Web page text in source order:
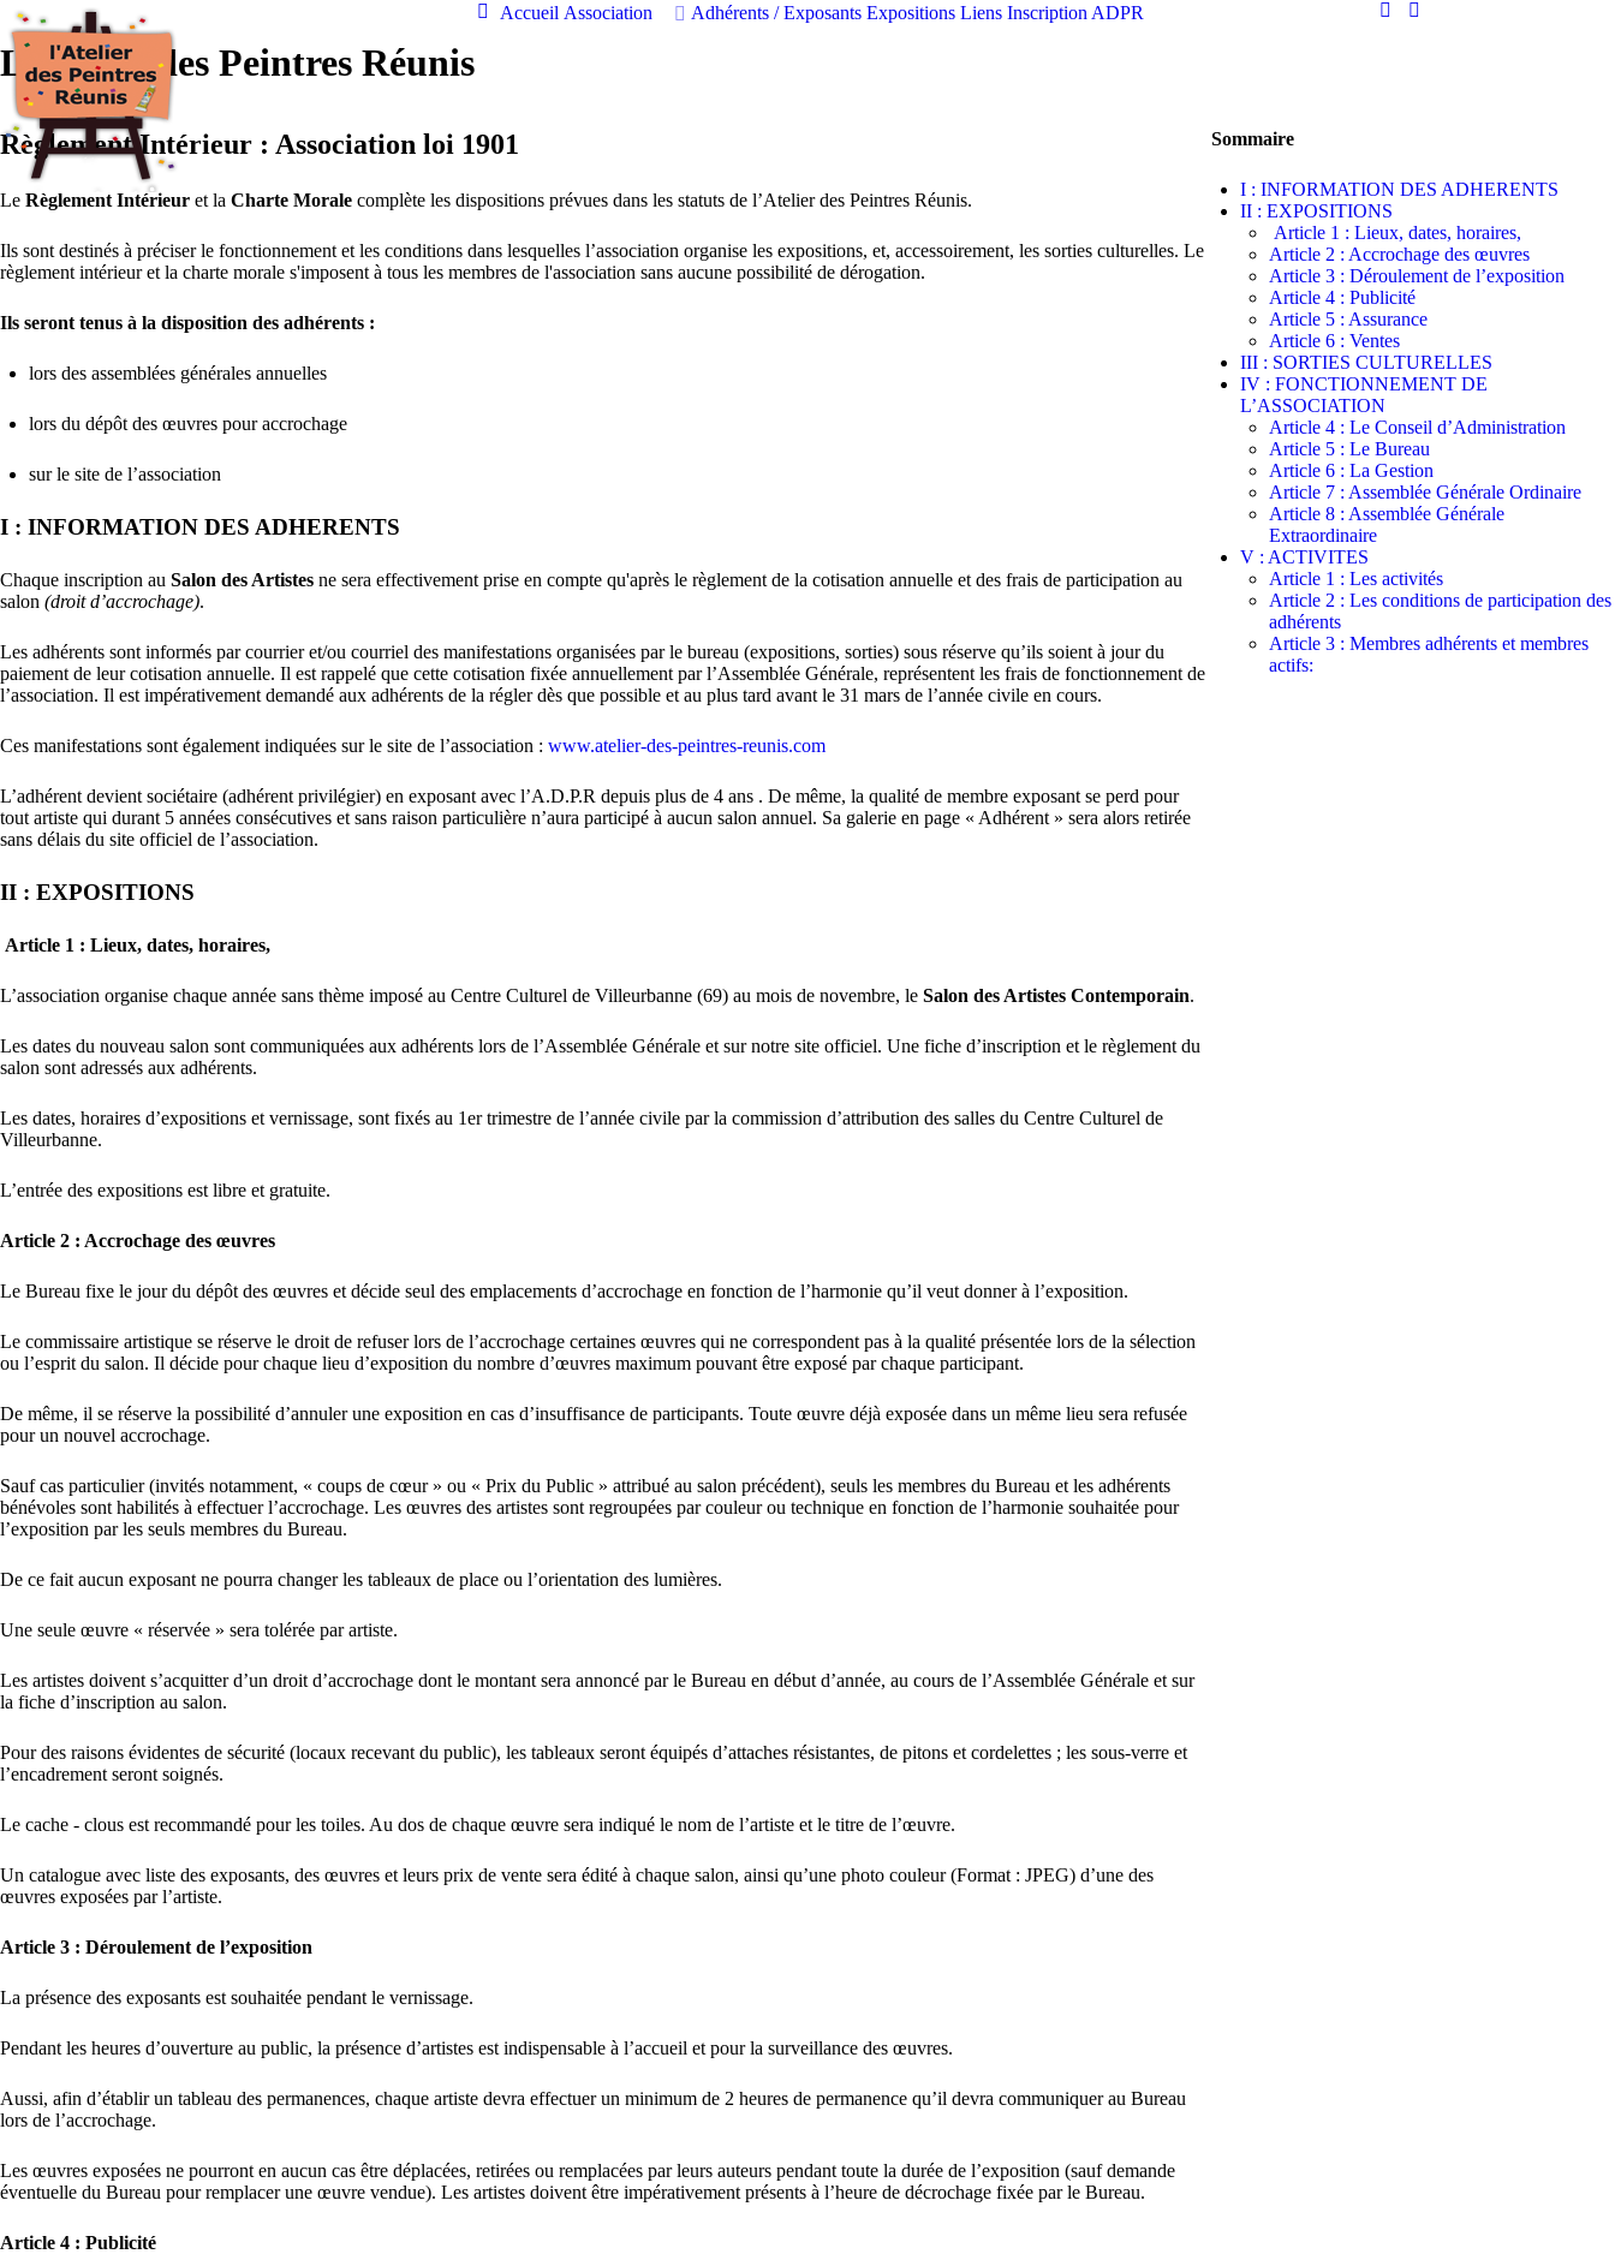
Accueil Association Adhérents / Exposants Expositions Liens Inscription ADPR
L’Atelier des Peintres Réunis
Règlement Intérieur : Association loi 1901
Le Règlement Intérieur et la Charte Morale complète les dispositions prévues dans les statuts de l’Atelier des Peintres Réunis.
Ils sont destinés à préciser le fonctionnement et les conditions dans lesquelles l’association organise les expositions, et, accessoirement, les sorties culturelles. Le
règlement intérieur et la charte morale s'imposent à tous les membres de l'association sans aucune possibilité de dérogation.
Ils seront tenus à la disposition des adhérents :
lors des assemblées générales annuelles
lors du dépôt des œuvres pour accrochage
sur le site de l’association
I : INFORMATION DES ADHERENTS
Chaque inscription au Salon des Artistes ne sera effectivement prise en compte qu'après le règlement de la cotisation annuelle et des frais de participation au
salon (droit d’accrochage).
Les adhérents sont informés par courrier et/ou courriel des manifestations organisées par le bureau (expositions, sorties) sous réserve qu’ils soient à jour du
paiement de leur cotisation annuelle. Il est rappelé que cette cotisation fixée annuellement par l’Assemblée Générale, représentent les frais de fonctionnement de
l’association. Il est impérativement demandé aux adhérents de la régler dès que possible et au plus tard avant le 31 mars de l’année civile en cours.
Ces manifestations sont également indiquées sur le site de l’association : www.atelier-des-peintres-reunis.com
L’adhérent devient sociétaire (adhérent privilégier) en exposant avec l’A.D.P.R depuis plus de 4 ans . De même, la qualité de membre exposant se perd pour
tout artiste qui durant 5 années consécutives et sans raison particulière n’aura participé à aucun salon annuel. Sa galerie en page « Adhérent » sera alors retirée
sans délais du site officiel de l’association.
II : EXPOSITIONS
Article 1 : Lieux, dates, horaires,
L’association organise chaque année sans thème imposé au Centre Culturel de Villeurbanne (69) au mois de novembre, le Salon des Artistes Contemporain.
Les dates du nouveau salon sont communiquées aux adhérents lors de l’Assemblée Générale et sur notre site officiel. Une fiche d’inscription et le règlement du
salon sont adressés aux adhérents.
Les dates, horaires d’expositions et vernissage, sont fixés au 1er trimestre de l’année civile par la commission d’attribution des salles du Centre Culturel de
Villeurbanne.
L’entrée des expositions est libre et gratuite.
Article 2 : Accrochage des œuvres
Le Bureau fixe le jour du dépôt des œuvres et décide seul des emplacements d’accrochage en fonction de l’harmonie qu’il veut donner à l’exposition.
Le commissaire artistique se réserve le droit de refuser lors de l’accrochage certaines œuvres qui ne correspondent pas à la qualité présentée lors de la sélection
ou l’esprit du salon. Il décide pour chaque lieu d’exposition du nombre d’œuvres maximum pouvant être exposé par chaque participant.
De même, il se réserve la possibilité d’annuler une exposition en cas d’insuffisance de participants. Toute œuvre déjà exposée dans un même lieu sera refusée
pour un nouvel accrochage.
Sauf cas particulier (invités notamment, « coups de cœur » ou « Prix du Public » attribué au salon précédent), seuls les membres du Bureau et les adhérents
bénévoles sont habilités à effectuer l’accrochage. Les œuvres des artistes sont regroupées par couleur ou technique en fonction de l’harmonie souhaitée pour
l’exposition par les seuls membres du Bureau.
De ce fait aucun exposant ne pourra changer les tableaux de place ou l’orientation des lumières.
Une seule œuvre « réservée » sera tolérée par artiste.
Les artistes doivent s’acquitter d’un droit d’accrochage dont le montant sera annoncé par le Bureau en début d’année, au cours de l’Assemblée Générale et sur
la fiche d’inscription au salon.
Pour des raisons évidentes de sécurité (locaux recevant du public), les tableaux seront équipés d’attaches résistantes, de pitons et cordelettes ; les sous-verre et
l’encadrement seront soignés.
Le cache - clous est recommandé pour les toiles. Au dos de chaque œuvre sera indiqué le nom de l’artiste et le titre de l’œuvre.
Un catalogue avec liste des exposants, des œuvres et leurs prix de vente sera édité à chaque salon, ainsi qu’une photo couleur (Format : JPEG) d’une des
œuvres exposées par l’artiste.
Article 3 : Déroulement de l’exposition
La présence des exposants est souhaitée pendant le vernissage.
Pendant les heures d’ouverture au public, la présence d’artistes est indispensable à l’accueil et pour la surveillance des œuvres.
Aussi, afin d’établir un tableau des permanences, chaque artiste devra effectuer un minimum de 2 heures de permanence qu’il devra communiquer au Bureau
lors de l’accrochage.
Les œuvres exposées ne pourront en aucun cas être déplacées, retirées ou remplacées par leurs auteurs pendant toute la durée de l’exposition (sauf demande
éventuelle du Bureau pour remplacer une œuvre vendue). Les artistes doivent être impérativement présents à l’heure de décrochage fixée par le Bureau.
Article 4 : Publicité
Sommaire
I : INFORMATION DES ADHERENTS
II : EXPOSITIONS
Article 1 : Lieux, dates, horaires,
Article 2 : Accrochage des œuvres
Article 3 : Déroulement de l’exposition
Article 4 : Publicité
Article 5 : Assurance
Article 6 : Ventes
III : SORTIES CULTURELLES
IV : FONCTIONNEMENT DE
L’ASSOCIATION
Article 4 : Le Conseil d’Administration
Article 5 : Le Bureau
Article 6 : La Gestion
Article 7 : Assemblée Générale Ordinaire
Article 8 : Assemblée Générale
Extraordinaire
V : ACTIVITES
Article 1 : Les activités
Article 2 : Les conditions de participation des
adhérents
Article 3 : Membres adhérents et membres
actifs: